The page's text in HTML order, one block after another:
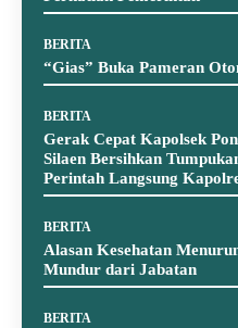
BERITA
“Gias” Buka Pameran
BERITA
Gerak Cepat Kapolsek
Silaen Bersihkan
Perintah Langsung
BERITA
Alasan Kesehatan
Mundur dari Jabatan
BERITA